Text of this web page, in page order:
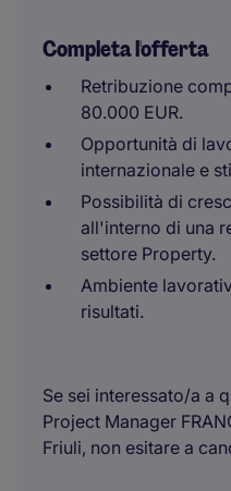
Completa l'offerta
Retribuzione
80.000 EUR.
Opportunità di
internazionale e
Possibilità di
all'interno di una
settore Property.
Ambiente
risultati.
Se sei interessato/a a
Project Manager
Friuli, non esitare a